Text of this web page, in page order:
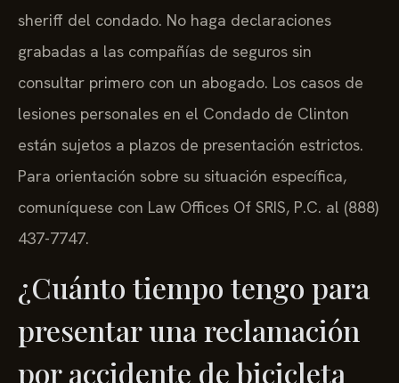
sheriff del condado. No haga declaraciones
grabadas a las compañías de seguros sin
consultar primero con un abogado. Los casos de
lesiones personales en el Condado de Clinton
están sujetos a plazos de presentación estrictos.
Para orientación sobre su situación específica,
comuníquese con Law Offices Of SRIS, P.C. al (888)
437-7747.
¿Cuánto tiempo tengo para
presentar una reclamación
por accidente de bicicleta